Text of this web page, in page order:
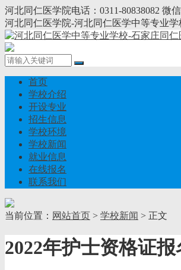
河北同仁医学院电话：0311-80838082 微
河北同仁医学院-河北同仁医学中等专业学
首页
学校介绍
开设专业
招生信息
学校环境
学校新闻
就业信息
在线报名
联系我们
当前位置： 网站首页 > 学校新闻 > 正文
2022年护士资格证